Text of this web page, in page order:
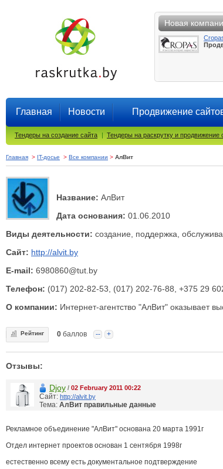
Новая
Главная Новости Продвижение
Тендеры на создание сайта | Тендеры на раскрутку и продвижение
Главная > IT-досье > Все компании > АлВит
Название: АлВит
Дата основания: 01.06.2010
Виды деятельности: создание, поддержка,
Сайт: http://alvit.by
E-mail: 6980860@tut.by
Телефон: (017) 202-82-53, (017) 202-76-88, +375 29
О компании: Интернет-агентство "АлВит" оказывает
Рейтинг 0 баллов -- +
Отзывы:
Djoy / 02 February 2011 00:22
Сайт: http://alvit.by
Тема: АлВит правильные данные
Рекламное объединение "АлВит" основана 20 марта 1991г
Отдел интернет проектов основан 1 сентября 1998г
естественно всему есть документальное подтверждение